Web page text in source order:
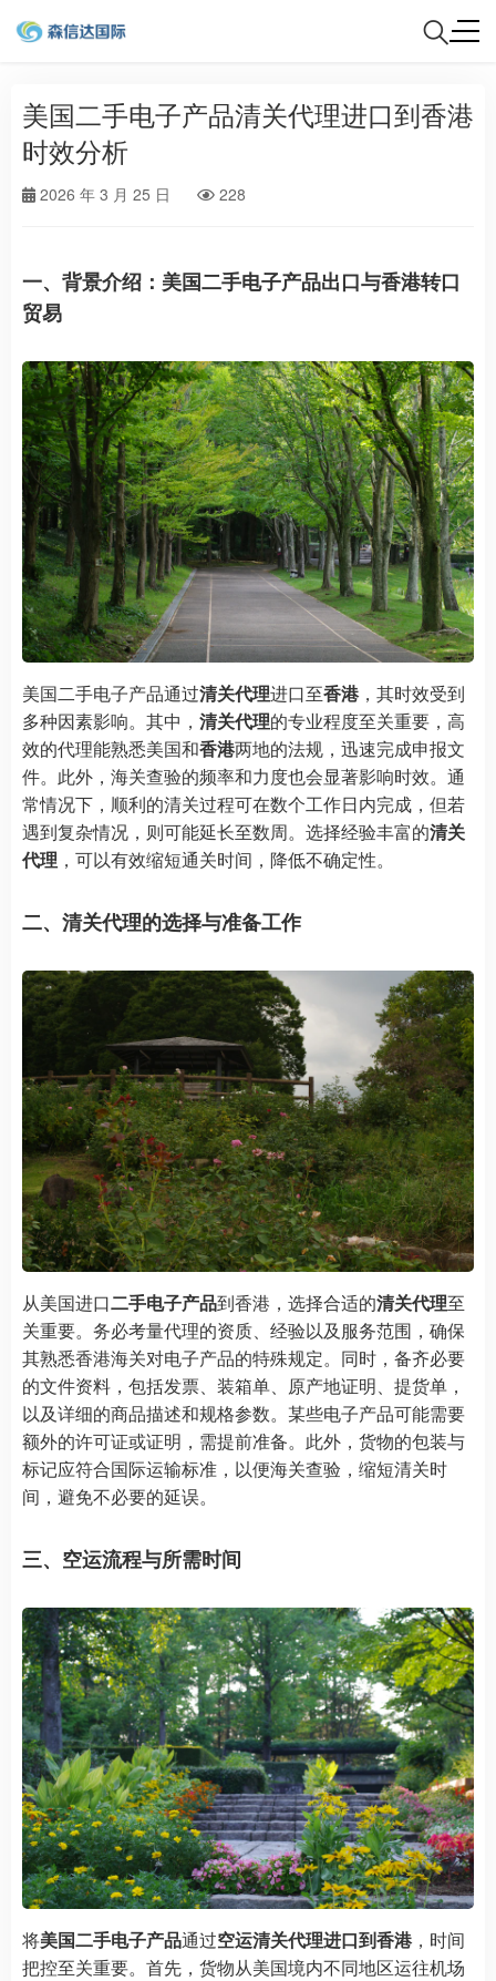
美国二手电子产品清关代理进口到香港
时效分析
2026 年 3 月 25 日 228
一、背景介绍：美国二手电子产品出口与香港转口
贸易
美国二手电子产品通过清关代理进口至香港，其时效受到
多种因素影响。其中， 清关代理的专业程度至关重要，高
效的代理能熟悉美国和香港两地的法规，迅速完成申报文
件。此外，海关查验的频率和力度也会显著影响时效。通
常情况下，顺利的清关过程可在数个工作日内完成，但若
遇到复杂情况，则可能延长至数周。选择经验丰富的清关
代理 ，可以有效缩短通关时间，降低不确定性。
二、清关代理的选择与准备工作
从美国进口二手电子产品到香港，选择合适的清关代理至
关重要。务必考量代理的资质、经验以及服务范围，确保
其熟悉香港海关对电子产品的特殊规定。同时，备齐必要
的文件资料，包括发票、装箱单、原产地证明、提货单，
以及详细的商品描述和规格参数。某些电子产品可能需要
额外的许可证或证明，需提前准备。此外，货物的包装与
标记应符合国际运输标准，以便海关查验，缩短清关时
间，避免不必要的延误。
三、空运流程与所需时间
将美国二手电子产品通过空运清关代理进口到香港，时间
把控至关重要。首先，货物从美国境内不同地区运往机场